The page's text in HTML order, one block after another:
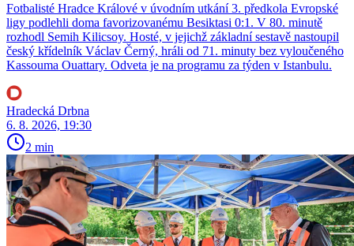
Fotbalisté Hradce Králové v úvodním utkání 3. předkola Evropské
ligy podlehli doma favorizovanému Besiktasi 0:1. V 80. minutě
rozhodl Semih Kilicsoy. Hosté, v jejichž základní sestavě nastoupil
český křídelník Václav Černý, hráli od 71. minuty bez vyloučeného
Kassouma Ouattary. Odveta je na programu za týden v Istanbulu.
Hradecká Drbna
6. 8. 2026, 19:30
2 min